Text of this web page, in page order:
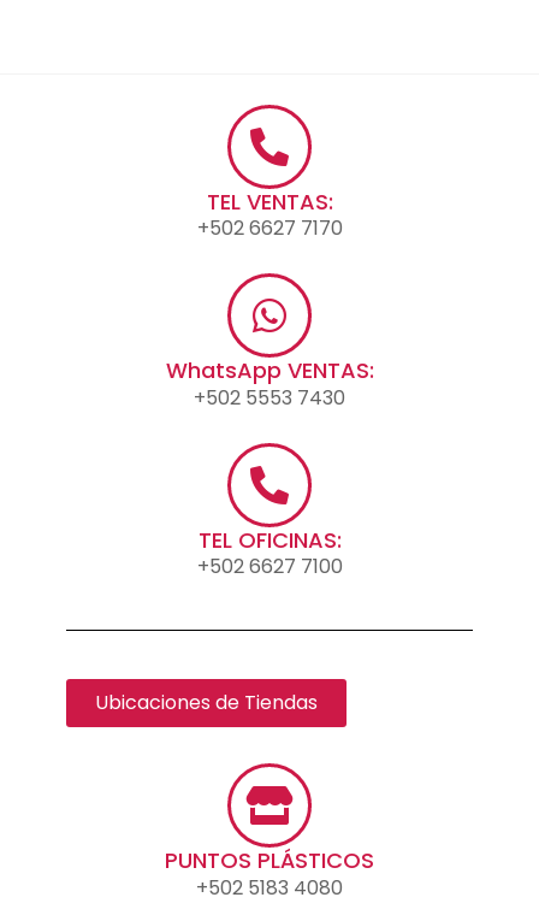
TEL VENTAS:
+502 6627 7170
WhatsApp VENTAS:
+502 5553 7430
TEL OFICINAS:
+502 6627 7100
Ubicaciones de Tiendas
PUNTOS PLÁSTICOS
+502 5183 4080